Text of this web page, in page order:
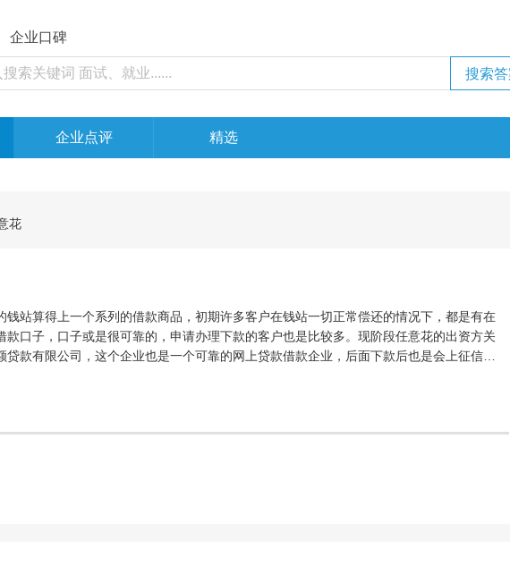
企业口碑
企业点评 精选
花
钱站算得上一个系列的借款商品，初期许多客户在钱站一切正常偿还的情况下，都是有在
款口子，口子或是很可靠的，申请办理下款的客户也是比较多。现阶段任意花的出资方关
贷款有限公司，这个企业也是一个可靠的网上贷款借款企业，后面下款后也是会上征信，